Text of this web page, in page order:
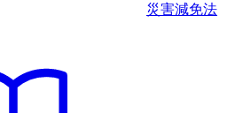
災害減免法